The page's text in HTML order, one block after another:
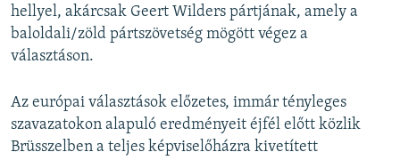
hellyel, akárcsak Geert Wilders pártjának, amely a
baloldali/zöld pártszövetség mögött végez a
választáson.
Az európai választások előzetes, immár tényleges
szavazatokon alapuló eredményeit éjfél előtt közlik
Brüsszelben a teljes képviselőházra kivetített